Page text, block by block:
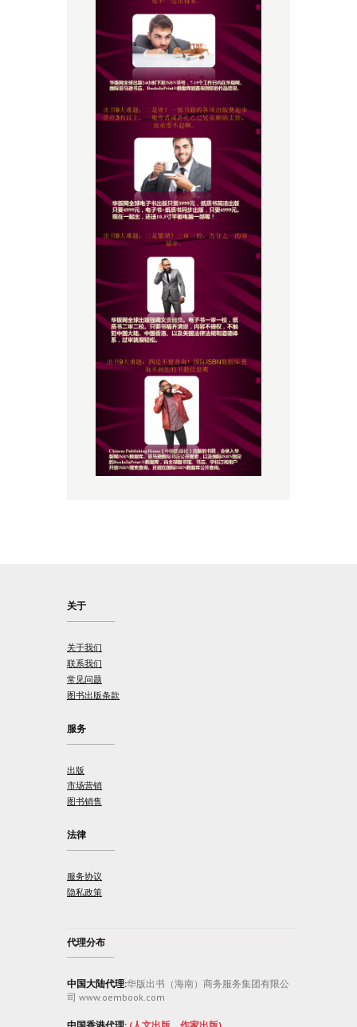
关于
关于我们
联系我们
常见问题
图书出版条款
服务
出版
市场营销
图书销售
法律
服务协议
隐私政策
代理分布
中国大陆代理:华版出书（海南）商务服务集团有限公
司 www.oembook.com